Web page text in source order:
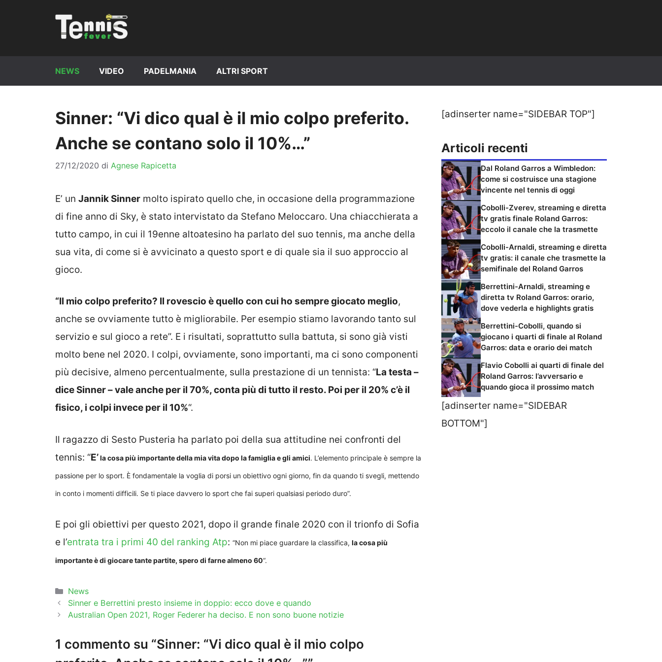
NEWS VIDEO PADELMANIA ALTRI SPORT
Sinner: “Vi dico qual è il mio colpo preferito.
Anche se contano solo il 10%…”
27/12/2020 di Agnese Rapicetta
E’ un Jannik Sinner molto ispirato quello che, in occasione della programmazione
di fine anno di Sky, è stato intervistato da Stefano Meloccaro. Una chiacchierata a
tutto campo, in cui il 19enne altoatesino ha parlato del suo tennis, ma anche della
sua vita, di come si è avvicinato a questo sport e di quale sia il suo approccio al
gioco.
“Il mio colpo preferito? Il rovescio è quello con cui ho sempre giocato meglio,
anche se ovviamente tutto è migliorabile. Per esempio stiamo lavorando tanto sul
servizio e sul gioco a rete”. E i risultati, soprattutto sulla battuta, si sono già visti
molto bene nel 2020. I colpi, ovviamente, sono importanti, ma ci sono componenti
più decisive, almeno percentualmente, sulla prestazione di un tennista: “La testa –
dice Sinner – vale anche per il 70%, conta più di tutto il resto. Poi per il 20% c’è il
fisico, i colpi invece per il 10%“.
Il ragazzo di Sesto Pusteria ha parlato poi della sua attitudine nei confronti del
tennis: “E’la cosa più importante della mia vita dopo la famiglia e gli amici. L’elemento principale è sempre la
passione per lo sport. È fondamentale la voglia di porsi un obiettivo ogni giorno, fin da quando ti svegli, mettendo
in conto i momenti difficili. Se ti piace davvero lo sport che fai superi qualsiasi periodo duro”.
E poi gli obiettivi per questo 2021, dopo il grande finale 2020 con il trionfo di Sofia
e l’entrata tra i primi 40 del ranking Atp: “Non mi piace guardare la classifica, la cosa più
importante è di giocare tante partite, spero di farne almeno 60“.
Categorie
News
Sinner e Berrettini presto insieme in doppio: ecco dove e quando
Australian Open 2021, Roger Federer ha deciso. E non sono buone notizie
1 commento su “Sinner: “Vi dico qual è il mio colpo
[adinserter name="SIDEBAR TOP"]
Articoli recenti
Dal Roland Garros a Wimbledon:
come si costruisce una stagione
vincente nel tennis di oggi
Cobolli-Zverev, streaming e diretta
tv gratis finale Roland Garros:
eccolo il canale che la trasmette
Cobolli-Arnaldi, streaming e diretta
tv gratis: il canale che trasmette la
semifinale del Roland Garros
Berrettini-Arnaldi, streaming e
diretta tv Roland Garros: orario,
dove vederla e highlights gratis
Berrettini-Cobolli, quando si
giocano i quarti di finale al Roland
Garros: data e orario dei match
Flavio Cobolli ai quarti di finale del
Roland Garros: l’avversario e
quando gioca il prossimo match
[adinserter name="SIDEBAR
BOTTOM"]